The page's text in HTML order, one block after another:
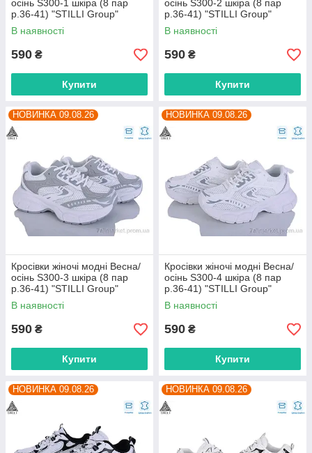
осінь S300-1 шкіра (8 пар
р.36-41) "STILLI Group"
оптом від прямого
постачальника
В наявності
590 ₴
Купити
осінь S300-2 шкіра (8 пар
р.36-41) "STILLI Group"
оптом від прямого
постачальника
В наявності
590 ₴
Купити
НОВИНКА 09.08.26
Кросівки жіночі модні Весна/
осінь S300-3 шкіра (8 пар
р.36-41) "STILLI Group"
оптом від прямого
постачальника
В наявності
590 ₴
Купити
НОВИНКА 09.08.26
Кросівки жіночі модні Весна/
осінь S300-4 шкіра (8 пар
р.36-41) "STILLI Group"
оптом від прямого
постачальника
В наявності
590 ₴
Купити
НОВИНКА 09.08.26 НОВИНКА 09.08.26